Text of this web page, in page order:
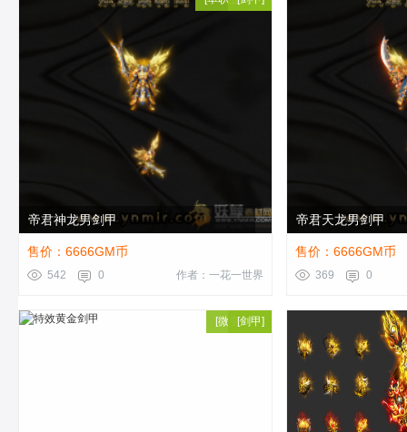
帝君神龙男剑甲
售价：6666GM币
542 0 作者：一花一世界
帝君天龙男剑甲
售价：6666GM币
369 0
[微变剑甲]
[剑甲]